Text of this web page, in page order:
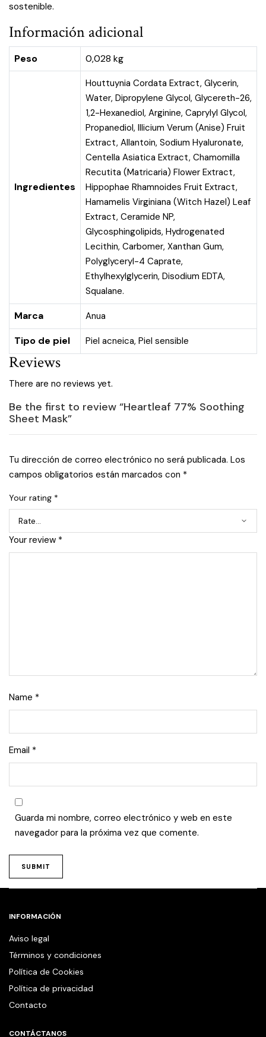
sostenible.
Información adicional
Peso 0,028 kg
Ingredientes
Houttuynia Cordata Extract, Glycerin,
Water, Dipropylene Glycol, Glycereth-26,
1,2-Hexanediol, Arginine, Caprylyl Glycol,
Propanediol, Illicium Verum (Anise) Fruit
Extract, Allantoin, Sodium Hyaluronate,
Centella Asiatica Extract, Chamomilla
Recutita (Matricaria) Flower Extract,
Hippophae Rhamnoides Fruit Extract,
Hamamelis Virginiana (Witch Hazel) Leaf
Extract, Ceramide NP,
Glycosphingolipids, Hydrogenated
Lecithin, Carbomer, Xanthan Gum,
Polyglyceryl-4 Caprate,
Ethylhexylglycerin, Disodium EDTA,
Squalane.
Marca Anua
Tipo de piel Piel acneica, Piel sensible
Reviews
There are no reviews yet.
Be the first to review “Heartleaf 77% Soothing
Sheet Mask”
Tu dirección de correo electrónico no será publicada. Los
campos obligatorios están marcados con *
Your rating *
Your review *
Name *
Email *
Guarda mi nombre, correo electrónico y web en este
navegador para la próxima vez que comente.
INFORMACIÓN
Aviso legal
Términos y condiciones
Política de Cookies
Política de privacidad
Contacto
CONTÁCTANOS